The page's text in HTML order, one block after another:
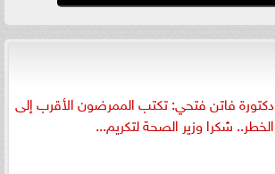
دكتورة فاتن فتحي: تكتب الممرضون الأقرب إلى
الخطر.. شكرا وزير الصحة لتكريم...